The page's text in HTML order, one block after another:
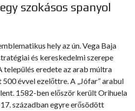
szokásos spanyol
hely az ún. Vega Baja
és kereskedelmi szerepe
település eredete az arab múltra
évvel ezelőttre. A „Jófar” arabul
1582-ben először került Orihuela
században egyre erősödött